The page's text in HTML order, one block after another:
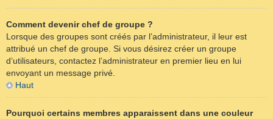
Comment devenir chef de groupe ?
Lorsque des groupes sont créés par l’administrateur, il leur est
attribué un chef de groupe. Si vous désirez créer un groupe
d’utilisateurs, contactez l’administrateur en premier lieu en lui
envoyant un message privé.
Haut
Pourquoi certains membres apparaissent dans une couleur